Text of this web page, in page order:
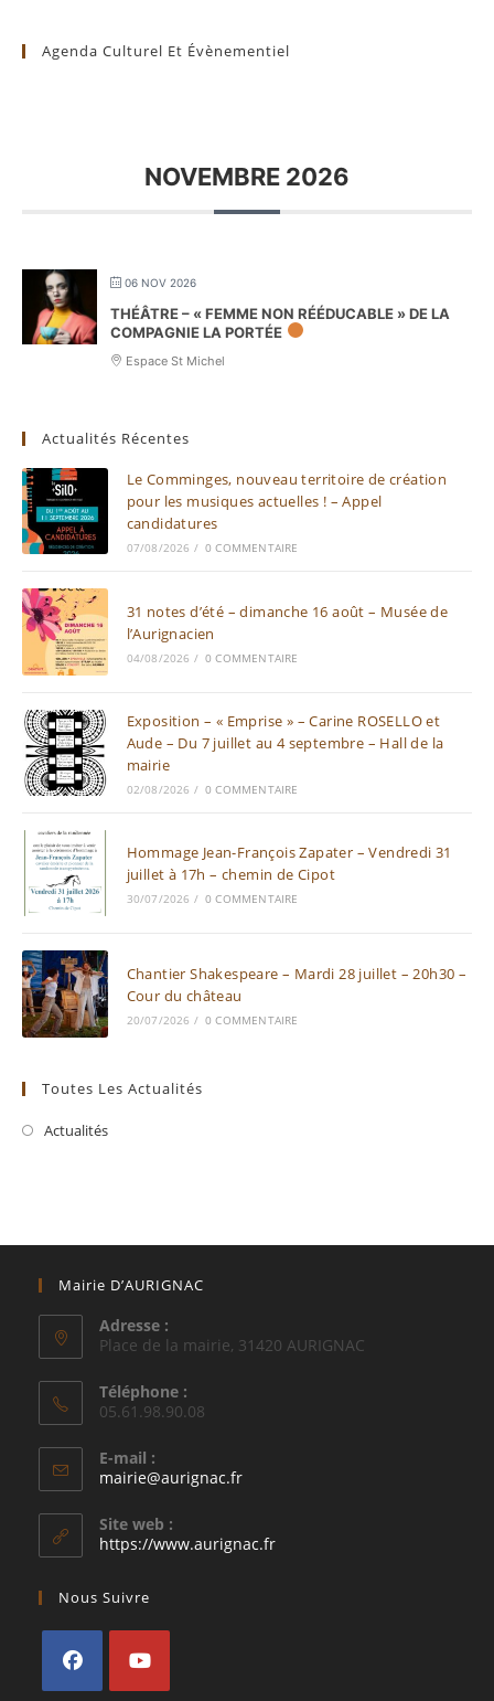
Agenda Culturel Et Évènementiel
NOVEMBRE 2026
06 NOV 2026
THÉÂTRE – « FEMME NON RÉÉDUCABLE » DE LA
COMPAGNIE LA PORTÉE
Espace St Michel
Actualités Récentes
Le Comminges, nouveau territoire de création
pour les musiques actuelles ! – Appel
candidatures
07/08/2026 / 0 COMMENTAIRE
31 notes d’été – dimanche 16 août – Musée de
l’Aurignacien
04/08/2026 / 0 COMMENTAIRE
Exposition – « Emprise » – Carine ROSELLO et
Aude – Du 7 juillet au 4 septembre – Hall de la
mairie
02/08/2026 / 0 COMMENTAIRE
Hommage Jean-François Zapater – Vendredi 31
juillet à 17h – chemin de Cipot
30/07/2026 / 0 COMMENTAIRE
Chantier Shakespeare – Mardi 28 juillet – 20h30 –
Cour du château
20/07/2026 / 0 COMMENTAIRE
Toutes Les Actualités
Actualités
Mairie D’AURIGNAC
Adresse :
Place de la mairie, 31420 AURIGNAC
Téléphone :
05.61.98.90.08
E-mail :
mairie@aurignac.frS’ouvre
application
Site web :
https://www.aurignac.fr
Nous Suivre